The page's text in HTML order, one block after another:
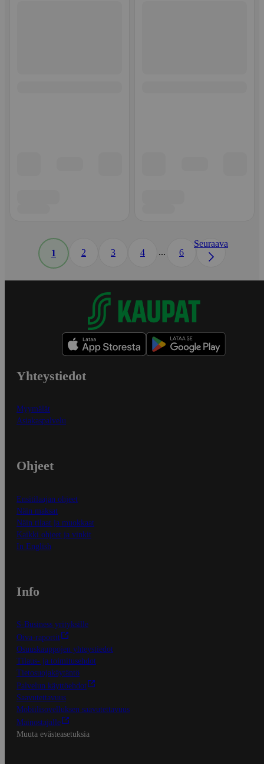
1 2 3 4 ... 6
Seuraava
Yhteystiedot
Myymälät
Asiakaspalvelu
Ohjeet
Ensitilaajan ohjeet
Näin maksat
Näin tilaat ja muokkaat
Kaikki ohjeet ja vinkit
In English
Info
S-Business yrityksille
Oiva-raportit
Osuuskauppojen yhteystiedot
Tilaus- ja toimitusehdot
Tietosuojakäytäntö
Palvelun käyttöehdot
Saavutettavuus
Mobiilisovelluksen saavutettavuus
Mainostajalle
Muuta evästeasetuksia